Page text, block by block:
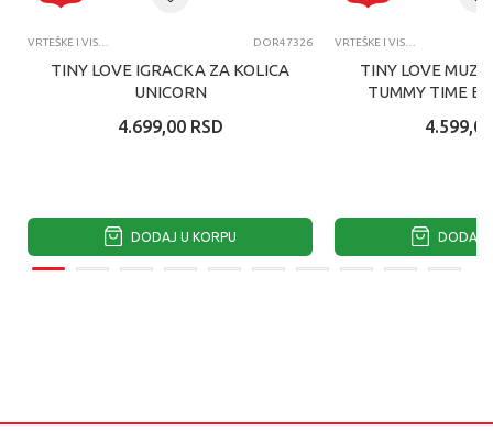
VRTEŠKE I VISEĆE IGRAČKE DOR47326
TINY LOVE IGRACKA ZA KOLICA
UNICORN
4.699,00 RSD
DODAJ U KORPU
VRTEŠKE I VISEĆE IGRAČKE
TINY LOVE
TUMMY TIME
4.599,00
DODAJ